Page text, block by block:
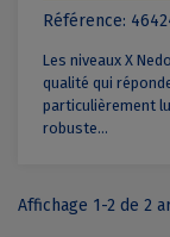
Référence:
Les niveaux X
qualité qui
particulièrement
robuste...
Affichage 1-2 de 2